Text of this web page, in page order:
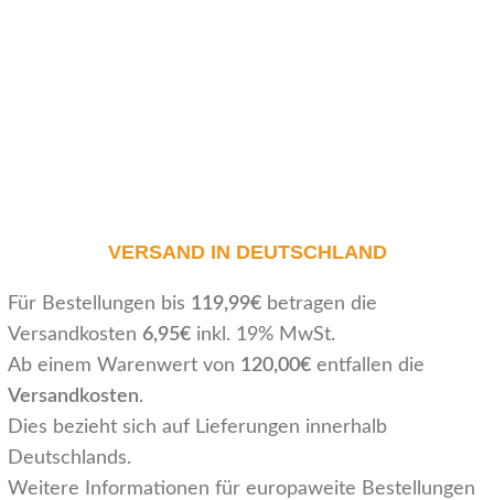
VERSAND IN DEUTSCHLAND
Für Bestellungen bis 119,99€ betragen die
Versandkosten 6,95€ inkl. 19% MwSt.
Ab einem Warenwert von 120,00€ entfallen die
Versandkosten.
Dies bezieht sich auf Lieferungen innerhalb
Deutschlands.
Weitere Informationen für europaweite Bestellungen